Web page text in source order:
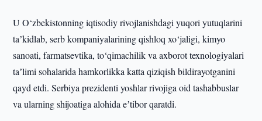
U O‘zbekistonning iqtisodiy rivojlanishdagi yuqori yutuqlarini
taʼkidlab, serb kompaniyalarining qishloq xo‘jaligi, kimyo
sanoati, farmatsevtika, to‘qimachilik va axborot texnologiyalari
taʼlimi sohalarida hamkorlikka katta qiziqish bildirayotganini
qayd etdi. Serbiya prezidenti yoshlar rivojiga oid tashabbuslar
va ularning shijoatiga alohida eʼtibor qaratdi.